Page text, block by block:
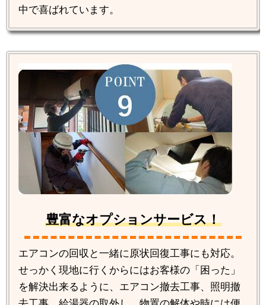
中で喜ばれています。
豊富なオプションサービス！
エアコンの回収と一緒に原状回復工事にも対応。
せっかく現地に行くからにはお客様の「困った」
を解決出来るように、エアコン撤去工事、照明撤